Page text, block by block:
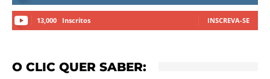
13,000 Inscritos INSCREVA-SE
O CLIC QUER SABER: